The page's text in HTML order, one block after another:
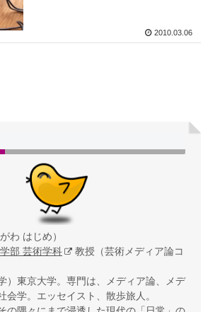
2010.03.06
わ はじめ）
部 芸術学科
教授（芸術メディア論コ
）東京大学。専門は、メディア論、メデ
会学。エッセイスト、散歩旅人。